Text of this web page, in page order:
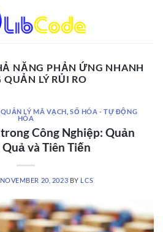
NĂNG PHẢN ỨNG NHANH
QUẢN LÝ RỦI RO
QUẢN LÝ MÃ VẠCH ,SỐ HÓA - TỰ ĐỘNG
HÓA
Công Nghiệp: Quản
và Tiên Tiến
NOVEMBER 20, 2023 BY LCS